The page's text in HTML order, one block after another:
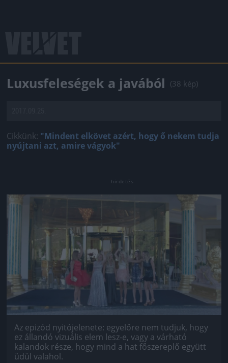
Luxusfeleségek a javából (38 kép)
Cikkünk: "Mindent elkövet azért, hogy ő nekem tudja
nyújtani azt, amire vágyok"
Jön még kép!
Az epizód nyitójelenete: egyelőre nem tudjuk, hogy
ez állandó vizuális elem lesz-e, vagy a várható
kalandok része, hogy mind a hat főszereplő együtt
üdül valahol.